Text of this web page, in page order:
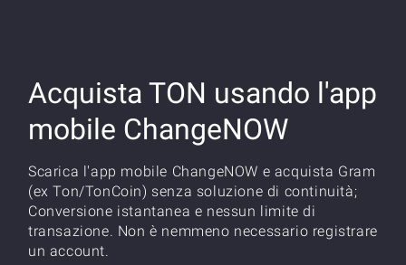
Acquista TON usando l'app
mobile ChangeNOW
Scarica l'app mobile ChangeNOW e acquista Gram
(ex Ton/TonCoin) senza soluzione di continuità;
Conversione istantanea e nessun limite di
transazione. Non è nemmeno necessario registrare
un account.